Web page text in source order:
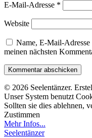
E-Mail-Adresse *
Website
Name, E-Mail-
meinen nächsten
© 2026 Seelentänzer.
Unser System benutzt
Sollten sie dies ablehnen,
Zustimmen
Mehr Infos...
Seelentänzer